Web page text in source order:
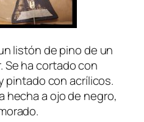
listón de pino de un
ha cortado con
pintado con acrílicos.
hecha a ojo de negro,